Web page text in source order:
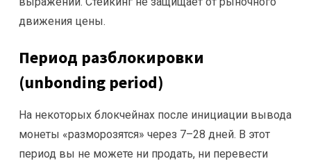
движения цены.
Период разблокировки
(unbonding period)
На некоторых блокчейнах после инициации вывода
монеты «разморозятся» через 7–28 дней. В этот
период вы не можете ни продать, ни перевести